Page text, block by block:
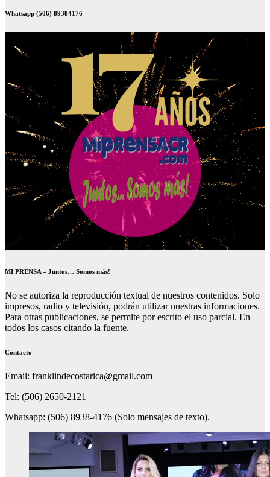
Whatsapp (506) 89384176
MI PRENSA – Juntos… Somos más!
No se autoriza la reproducción textual de nuestros contenidos. Solo
impresos, radio y televisión, podrán utilizar nuestras informaciones.
Para otras publicaciones, se permite por escrito el uso parcial. En
todos los casos citando la fuente.
Contacto
Email: franklindecostarica@gmail.com
Tel: (506) 2650-2121
Whatsapp: (506) 8938-4176 (Solo mensajes de texto).